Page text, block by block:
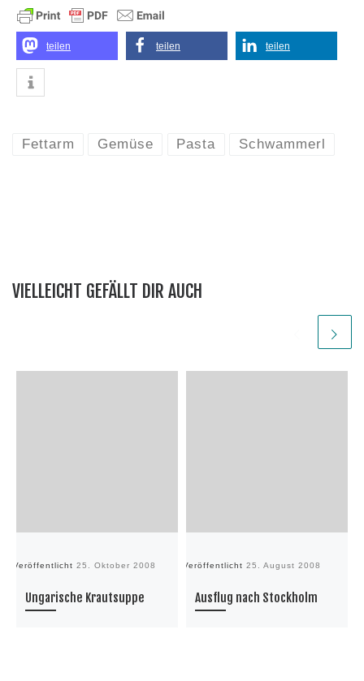
teilen teilen teilen
Fettarm Gemüse Pasta Schwammerl
VIELLEICHT GEFÄLLT DIR AUCH
Veröffentlicht 25. Oktober 2008
Ungarische Krautsuppe
Veröffentlicht 25. August 2008
Ausflug nach Stockholm